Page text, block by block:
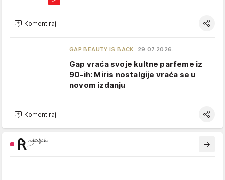
Komentiraj
GAP BEAUTY IS BACK 29.07.2026.
Gap vraća svoje kultne parfeme iz
90-ih: Miris nostalgije vraća se u
novom izdanju
Komentiraj